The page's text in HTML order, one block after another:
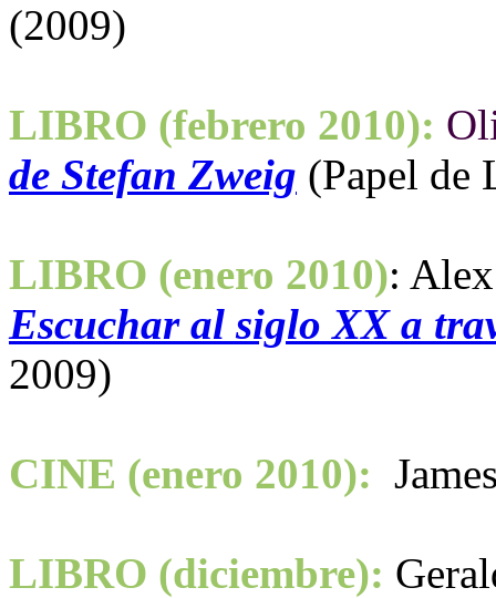
(2009)
LIBRO (febrero 2010):
de Stefan Zweig (Papel de
LIBRO (enero 2010):
Escuchar al siglo XX a
2009)
CINE (enero 2010):
LIBRO (diciembre):